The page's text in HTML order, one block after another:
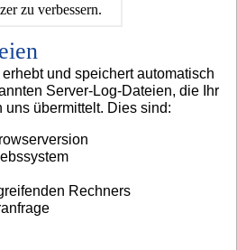
und speichert automatisch
Server-Log-Dateien, die Ihr
uns übermittelt. Dies sind:
Rechners